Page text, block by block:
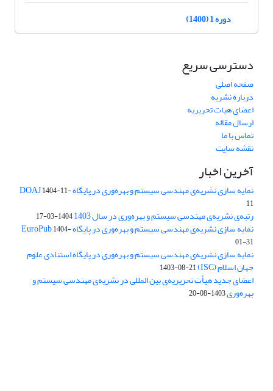
دوره 1 (1400)
دسترسی سریع
صفحه اصلی
درباره نشریه
اعضای هیات تحریریه
ارسال مقاله
تماس با ما
نقشه سایت
آخرین اخبار
نمایه سازی نشریه‌ی مهندسی سیستم و بهره‌وری در پایگاه DOAJ1404-11-
11
رتبه‌ی نشریه‌ی مهندسی سیستم و بهره‌وری در سال 1403 1404-03-17
نمایه سازی نشریه‌ی مهندسی سیستم و بهره‌وری در پایگاه EuroPub1404-
01-31
نمایه سازی نشریه‌ی مهندسی سیستم و بهره‌وری در پایگاه استنادی علوم
جهان اسلام (ISC) 1403-08-21
اعضای جدید هیأت تحریریه‌ی بین المللی در نشریه‌ی مهندسی سیستم و
بهره‌وری1403-08-20